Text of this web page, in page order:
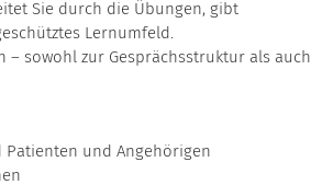
Sie durch die Übungen, gibt
Lernumfeld.
– sowohl zur Gesprächsstruktur als auch
und Angehörigen